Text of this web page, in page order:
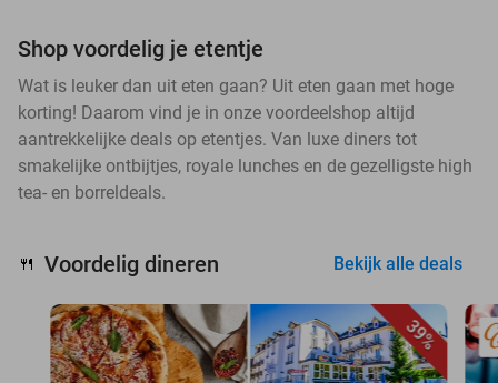
Shop voordelig je etentje
Wat is leuker dan uit eten gaan? Uit eten gaan met hoge
korting! Daarom vind je in onze voordeelshop altijd
aantrekkelijke deals op etentjes. Van luxe diners tot
smakelijke ontbijtjes, royale lunches en de gezelligste high
tea- en borreldeals.
🍴 Voordelig dineren Bekijk alle deals
39%